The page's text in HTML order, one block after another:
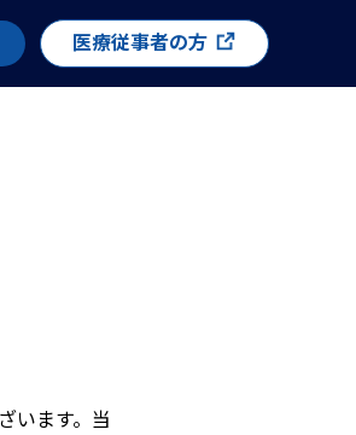
医療従事者の方
います。当